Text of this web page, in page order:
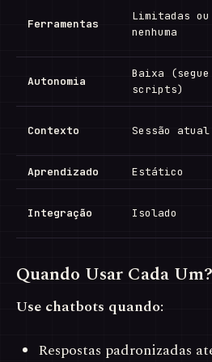
Ferramentas
Limitadas ou
nenhuma
Autonomia
Baixa (segue
scripts)
Contexto Sessão atual
Aprendizado Estático
Integração Isolado
Quando Usar Cada Um?
Use chatbots quando:
Respostas padronizadas